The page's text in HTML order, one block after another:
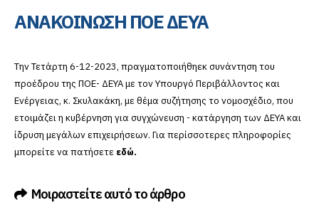
ΑΝΑΚΟΙΝΩΣΗ ΠΟΕ ΔΕΥΑ
Την Τετάρτη 6-12-2023, πραγματοποιήθηεκ συνάντηση του
προέδρου της ΠΟΕ- ΔΕΥΑ με τον Υπουργό Περιβάλλοντος και
Ενέργειας, κ. Σκυλακάκη, με θέμα συζήτησης το νομοσχέδιο, που
ετοιμάζει η κυβέρνηση για συγχώνευση - κατάργηση των ΔΕΥΑ και
ίδρυση μεγάλων επιχειρήσεων. Για περίσσοτερες πληροφορίες
μπορείτε να πατήσετε εδώ.
Μοιραστείτε αυτό το άρθρο